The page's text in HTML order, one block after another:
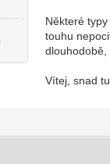
Některé
touhu
Vítej, snad